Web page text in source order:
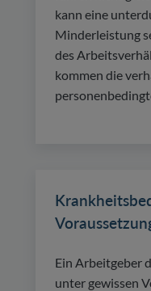
kann eine
Minderleistung
des
kommen die
Ein Arbeitgeber
unter gewissen